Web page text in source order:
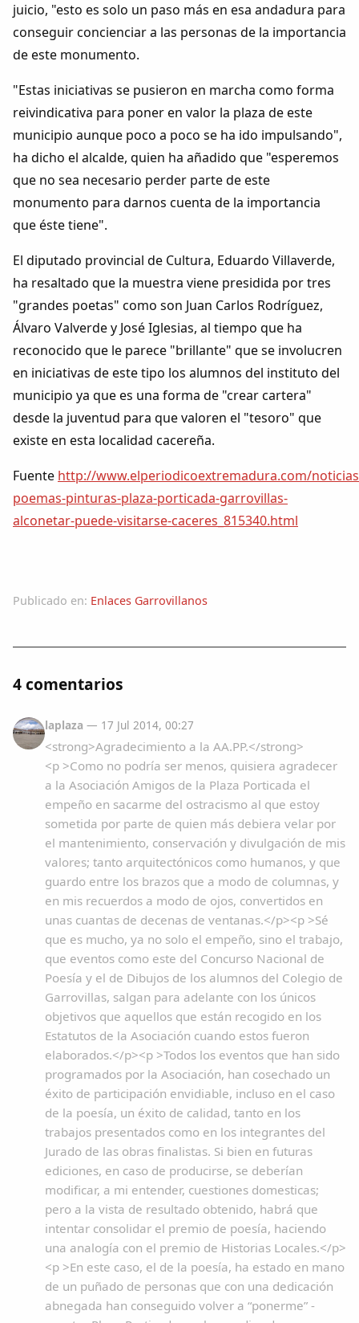
juicio, "esto es solo un paso más en esa andadura para
conseguir concienciar a las personas de la importancia
de este monumento.
"Estas iniciativas se pusieron en marcha como forma
reivindicativa para poner en valor la plaza de este
municipio aunque poco a poco se ha ido impulsando",
ha dicho el alcalde, quien ha añadido que "esperemos
que no sea necesario perder parte de este
monumento para darnos cuenta de la importancia
que éste tiene".
El diputado provincial de Cultura, Eduardo Villaverde,
ha resaltado que la muestra viene presidida por tres
"grandes poetas" como son Juan Carlos Rodríguez,
Álvaro Valverde y José Iglesias, al tiempo que ha
reconocido que le parece "brillante" que se involucren
en iniciativas de este tipo los alumnos del instituto del
municipio ya que es una forma de "crear cartera"
desde la juventud para que valoren el "tesoro" que
existe en esta localidad cacereña.
Fuente http://www.elperiodicoextremadura.com/
poemas-pinturas-plaza-porticada-garrovillas-
alconetar-puede-visitarse-caceres_815340.html
Publicado en: Enlaces Garrovillanos
4 comentarios
laplaza — 17 Jul 2014, 00:27
<strong>Agradecimiento a la AA.PP.</strong>
<p >Como no podría ser menos, quisiera agradecer
a la Asociación Amigos de la Plaza Porticada el
empeño en sacarme del ostracismo al que estoy
sometida por parte de quien más debiera velar por
el mantenimiento, conservación y divulgación de mis
valores; tanto arquitectónicos como humanos, y que
guardo entre los brazos que a modo de columnas, y
en mis recuerdos a modo de ojos, convertidos en
unas cuantas de decenas de ventanas.</p><p >Sé
que es mucho, ya no solo el empeño, sino el trabajo,
que eventos como este del Concurso Nacional de
Poesía y el de Dibujos de los alumnos del Colegio de
Garrovillas, salgan para adelante con los únicos
objetivos que aquellos que están recogido en los
Estatutos de la Asociación cuando estos fueron
elaborados.</p><p >Todos los eventos que han sido
programados por la Asociación, han cosechado un
éxito de participación envidiable, incluso en el caso
de la poesía, un éxito de calidad, tanto en los
trabajos presentados como en los integrantes del
Jurado de las obras finalistas. Si bien en futuras
ediciones, en caso de producirse, se deberían
modificar, a mi entender, cuestiones domesticas;
pero a la vista de resultado obtenido, habrá que
intentar consolidar el premio de poesía, haciendo
una analogía con el premio de Historias Locales.</p>
<p >En este caso, el de la poesía, ha estado en mano
de un puñado de personas que con una dedicación
abnegada han conseguido volver a “ponerme” -